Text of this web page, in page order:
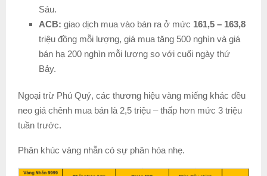
Sáu.
ACB: giao dịch mua vào bán ra ở mức 161,5 – 163,8
triệu đồng mỗi lượng, giá mua tăng 500 nghìn và giá
bán hạ 200 nghìn mỗi lượng so với cuối ngày thứ
Bảy.
Ngoại trừ Phú Quý, các thương hiệu vàng miếng khác đều
neo giá chênh mua bán là 2,5 triệu – thấp hơn mức 3 triệu
tuần trước.
Phân khúc vàng nhẫn có sự phân hóa nhẹ.